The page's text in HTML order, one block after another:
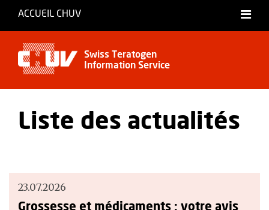
ACCUEIL CHUV
Swiss Teratogen
Information Service
Liste des actualités
23.07.2026
Grossesse et médicaments : votre avis